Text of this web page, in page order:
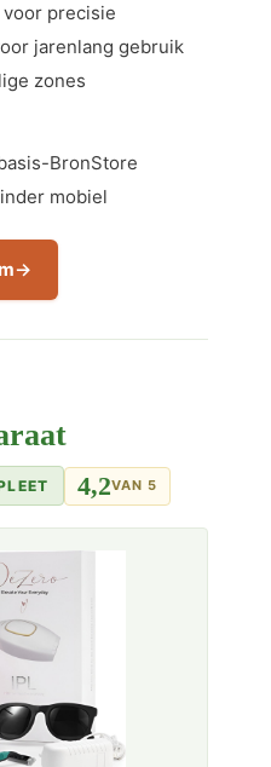
precisie
jarenlang gebruik
zones
BronStore
mobiel
4,2VAN 5